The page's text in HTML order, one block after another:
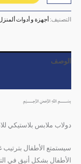
التصنيف:أجهزة و أدوات
الوصف
﷽
دولاب ملابس بلاستيكي
سيستمتع الأطفال بترتيب
الأطفال بشكل أنيق في